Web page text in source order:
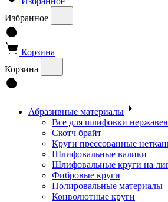
Избранное
Корзина
Корзина
Абразивные материалы
Все для шлифовки
Скотч брайт
Круги прессованные
Шлифовальные валики
Шлифовальные круги на
Фибровые круги
Полировальные материалы
Конволютные круги